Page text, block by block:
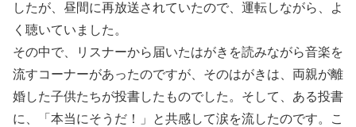
したが、昼間に再放送されていたので、運転しながら、よ
く聴いていました。
その中で、リスナーから届いたはがきを読みながら音楽を
流すコーナーがあったのですが、そのはがきは、両親が離
婚した子供たちが投書したものでした。そして、ある投書
に、「本当にそうだ！」と共感して涙を流したのです。こ